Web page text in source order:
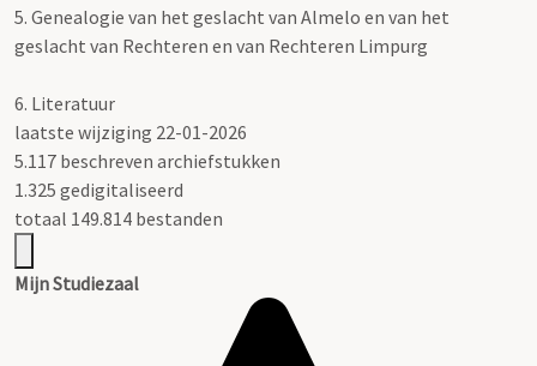
5. Genealogie van het geslacht van Almelo en van het
geslacht van Rechteren en van Rechteren Limpurg
6. Literatuur
laatste wijziging 22-01-2026
5.117 beschreven archiefstukken
1.325 gedigitaliseerd
totaal 149.814 bestanden
Mijn Studiezaal